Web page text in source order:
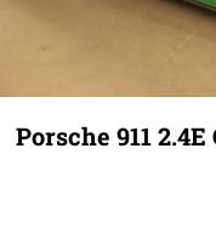
Porsche 911